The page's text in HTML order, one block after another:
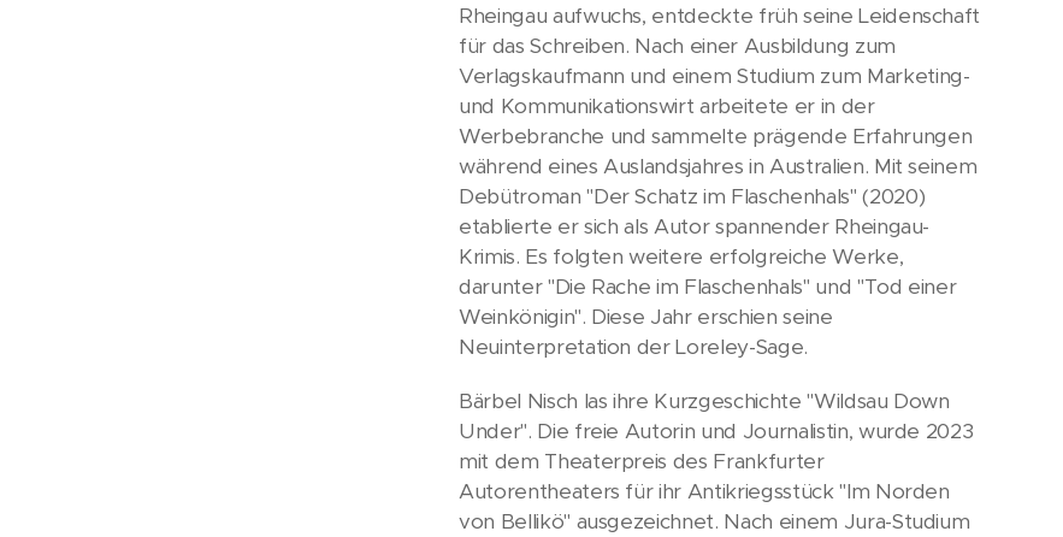
Rheingau aufwuchs, entdeckte früh seine Leidenschaft
für das Schreiben. Nach einer Ausbildung zum
Verlagskaufmann und einem Studium zum Marketing-
und Kommunikationswirt arbeitete er in der
Werbebranche und sammelte prägende Erfahrungen
während eines Auslandsjahres in Australien. Mit seinem
Debütroman "Der Schatz im Flaschenhals" (2020)
etablierte er sich als Autor spannender Rheingau-
Krimis. Es folgten weitere erfolgreiche Werke,
darunter "Die Rache im Flaschenhals" und "Tod einer
Weinkönigin". Diese Jahr erschien seine
Neuinterpretation der Loreley-Sage.
Bärbel Nisch las ihre Kurzgeschichte "Wildsau Down
Under". Die freie Autorin und Journalistin, wurde 2023
mit dem Theaterpreis des Frankfurter
Autorentheaters für ihr Antikriegsstück "Im Norden
von Bellikö" ausgezeichnet. Nach einem Jura-Studium